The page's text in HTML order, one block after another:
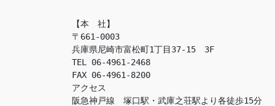
【本　社】
〒661-0003
兵庫県尼崎市富松町1丁目37-15　3F
TEL 06-4961-2468
FAX 06-4961-8200
アクセス
阪急神戸線　塚口駅・武庫之荘駅より各徒歩15分